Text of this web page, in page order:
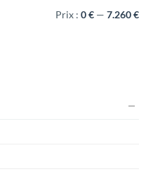
Prix : 0 € — 7.260 €